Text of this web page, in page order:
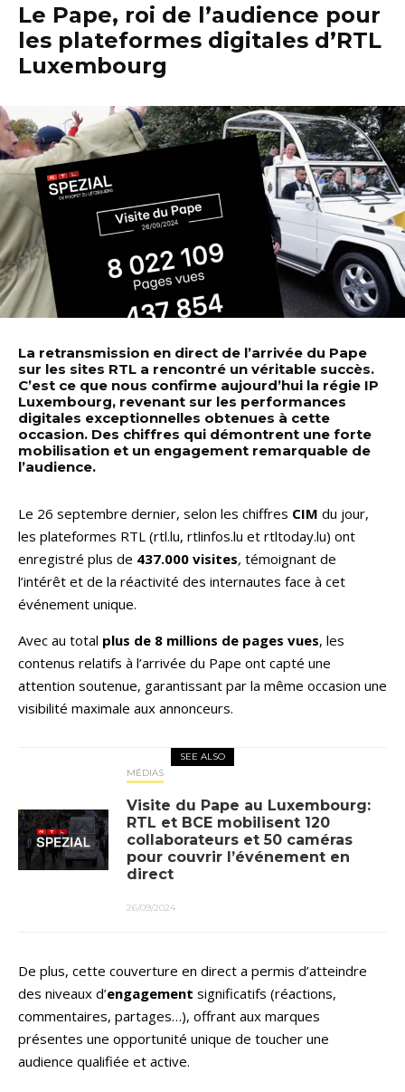
Le Pape, roi de l’audience pour
les plateformes digitales d’RTL
Luxembourg
La retransmission en direct de l’arrivée du Pape
sur les sites RTL a rencontré un véritable succès.
C’est ce que nous confirme aujourd’hui la régie IP
Luxembourg, revenant sur les performances
digitales exceptionnelles obtenues à cette
occasion. Des chiffres qui démontrent une forte
mobilisation et un engagement remarquable de
l’audience.
Le 26 septembre dernier, selon les chiffres CIM du jour,
les plateformes RTL (rtl.lu, rtlinfos.lu et rtltoday.lu) ont
enregistré plus de 437.000 visites, témoignant de
l’intérêt et de la réactivité des internautes face à cet
événement unique.
Avec au total plus de 8 millions de pages vues, les
contenus relatifs à l’arrivée du Pape ont capté une
attention soutenue, garantissant par la même occasion une
visibilité maximale aux annonceurs.
SEE ALSO
MÉDIAS
Visite du Pape au Luxembourg:
RTL et BCE mobilisent 120
collaborateurs et 50 caméras
pour couvrir l’événement en
direct
26/09/2024
De plus, cette couverture en direct a permis d’atteindre
des niveaux d’engagement significatifs (réactions,
commentaires, partages…), offrant aux marques
présentes une opportunité unique de toucher une
audience qualifiée et active.